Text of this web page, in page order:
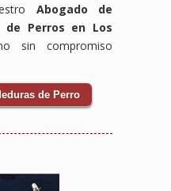
Abogado de
de Perros en Los
sin compromiso
de Perro